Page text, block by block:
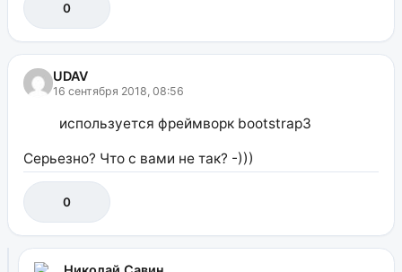
0
UDAV
16 сентября 2018, 08:56
используется фреймворк bootstrap3
Серьезно? Что с вами не так? -)))
0